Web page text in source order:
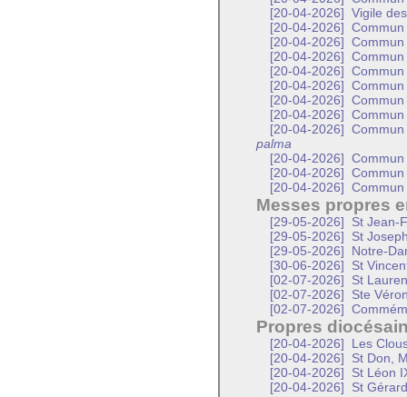
[20-04-2026]
Vigile
[20-04-2026]
[20-04-2026]
[20-04-2026]
[20-04-2026]
[20-04-2026]
[20-04-2026]
[20-04-2026]
Commun
[20-04-2026]
palma
[20-04-2026]
[20-04-2026]
[20-04-2026]
Messes propres
[29-05-2026]
St Jean-
[29-05-2026]
St
[29-05-2026]
Notre-
[30-06-2026]
St
[02-07-2026]
St
[02-07-2026]
Ste
[02-07-2026]
Propres
[20-04-2026]
Les
[20-04-2026]
St Don,
[20-04-2026]
St Léon
[20-04-2026]
St